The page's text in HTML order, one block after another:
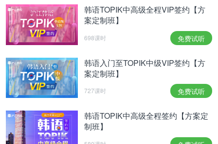
韩语TOPIK中高级全程VIP签约【方
案定制班】
698课时 免费试听
韩语入门至TOPIK中级VIP签约【方
案定制班】
727课时 免费试听
韩语TOPIK中高级全程签约【方案定
制班】